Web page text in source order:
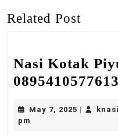
Related Post
Nasi Kotak
0895410577613
May 7, 2025 May
|
pm